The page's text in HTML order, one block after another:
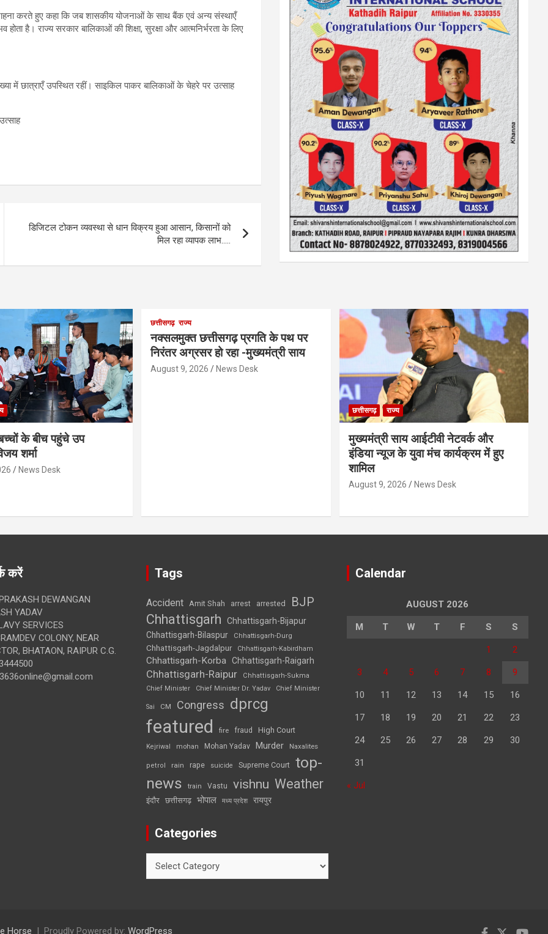
करते हुए कहा कि जब शासकीय योजनाओं के साथ बैंक एवं अन्य संस्थाएँ
है। राज्य सरकार बालिकाओं की शिक्षा, सुरक्षा और आत्मनिर्भरता के लिए
में छात्राएँ उपस्थित रहीं। साइकिल पाकर बालिकाओं के चेहरे पर उत्साह
डिजिटल टोकन व्यवस्था से धान विक्रय हुआ आसान, किसानों को
मिल रहा व्यापक लाभ…..
बच्चों के बीच पहुंचे उप
शर्मा
News Desk
छत्तीसगढ़ राज्य
नक्सलमुक्त छत्तीसगढ़ प्रगति के पथ पर
निरंतर अग्रसर हो रहा -मुख्यमंत्री साय
August 9, 2026 News Desk
छत्तीसगढ़ राज्य
मुख्यमंत्री साय आईटीवी नेटवर्क और
इंडिया न्यूज के युवा मंच कार्यक्रम में हुए
शामिल
August 9, 2026 News Desk
करें
DEWANGAN
YADAV
SERVICES
COLONY, NEAR
BHATAON, RAIPUR C.G.
Tags
Accident Amit Shah arrest arrested BJP
Chhattisgarh
Chhattisgarh-Bijapur
Chhattisgarh-Bilaspur
Chhattisgarh-Durg
Chhattisgarh-Jagdalpur Chhattisgarh-Kabirdham
Chhattisgarh-Korba Chhattisgarh-Raigarh
Chhattisgarh-Raipur
Chhattisgarh-Sukma
Chief Minister
Chief Minister Dr. Yadav Chief Minister
Sai CM Congress dprcg
featured fire fraud High Court
Kejriwal mohan Mohan Yadav Murder Naxalites
petrol rain rape suicide Supreme Court top-
news
train Vastu vishnu Weather
इंदौर छत्तीसगढ़ भोपाल मध्य प्रदेश रायपुर
Categories
Calendar
AUGUST 2026
M T W T F S S
1 2
3 4 5 6 7 8 9
10 11 12 13 14 15 16
17 18 19 20 21 22 23
24 25 26 27 28 29 30
31
« Jul
Horse Proudly Powered by: WordPress